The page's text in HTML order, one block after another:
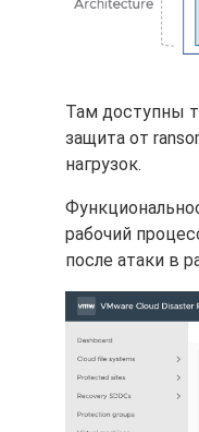
Там доступны
защита от
нагрузок.
рабочий
после атаки в